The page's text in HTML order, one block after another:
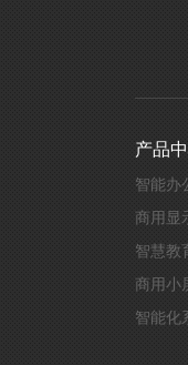
产品
智能办
商用显
智慧教
商用小
智能化